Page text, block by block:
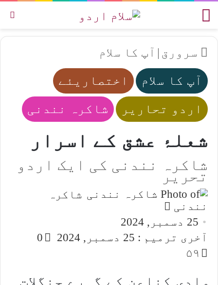
سرورق | آپ کا سلام
آپ کا سلام
اختصاریئے
اردو تحاریر
شاکرہ نندنی
شعلۂ عشق کے اسرار
شاکرہ نندنی کی ایک اردو
تحریر
شاکرہ
نندنی
email
25 دسمبر, 2024
آخری ترمیم : 25 دسمبر, 2024
0
۵۹
وادیِ کناعن کے گہرے جنگلات